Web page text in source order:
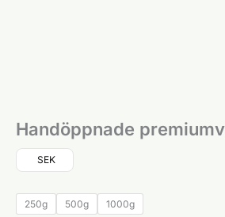
Handöppnade
SEK
250g 500g 1000g